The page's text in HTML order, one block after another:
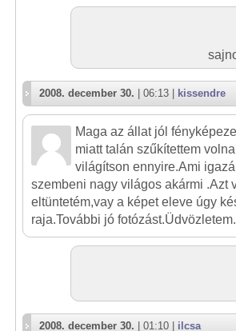
2008. december 30. | 06:13 | kissendre
Maga az állat jól
miatt talán szűkítettem
világítson ennyire.Ami
szembeni nagy világos akármi .Azt
eltüntetém,vay a képet eleve úgy
raja.További jó fotózást.Üdvözletem.
2008. december 30. | 01:10 | ilcsa